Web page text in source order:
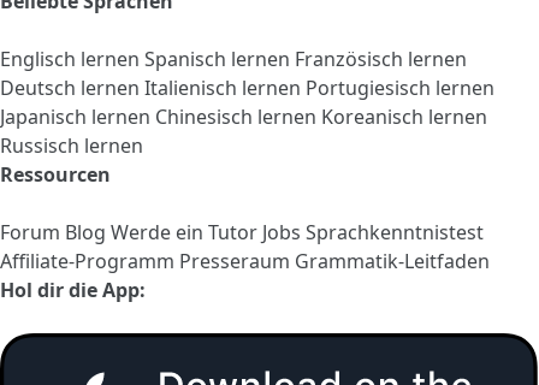
Englisch lernen Spanisch lernen Französisch lernen
Deutsch lernen Italienisch lernen Portugiesisch lernen
Japanisch lernen Chinesisch lernen Koreanisch lernen
Russisch lernen
Ressourcen
Forum Blog Werde ein Tutor Jobs Sprachkenntnistest
Affiliate-Programm Presseraum Grammatik-Leitfaden
Hol dir die App: